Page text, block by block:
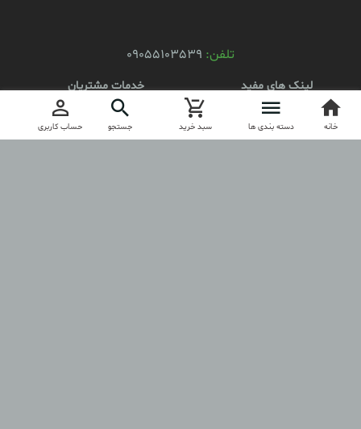
تلفن: 09055103539
لینک های مفید
محصولات
ثبت نام
خدمات مشتریان
کد مرسوله
خانه دسته بندی ها سبد خرید جستجو حساب کاربری